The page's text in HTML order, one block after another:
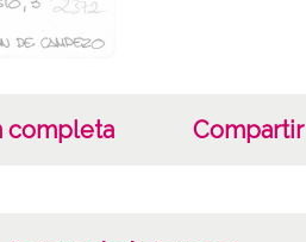
completa Compartir